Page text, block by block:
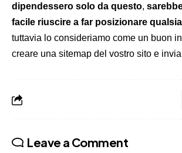
dipendessero solo da questo,
facile riuscire a far posizionare
tuttavia lo consideriamo come un buon
creare una sitemap del vostro sito e
Leave a Comment